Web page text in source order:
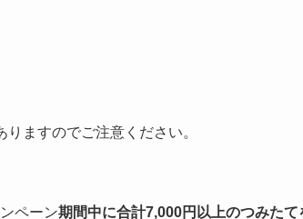
ますのでご注意ください。
ペーン期間中に合計7,000円以上のつみた